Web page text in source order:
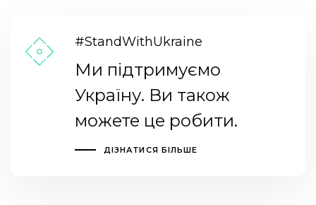
#StandWithUkraine
Ми підтримуємо
Україну. Ви також
можете це робити.
ДІЗНАТИСЯ БІЛЬШЕ